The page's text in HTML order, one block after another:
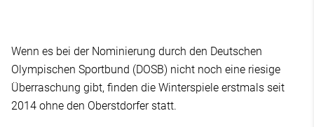
Wenn es bei der Nominierung durch den Deutschen
Olympischen Sportbund (DOSB) nicht noch eine riesige
Überraschung gibt, finden die Winterspiele erstmals seit
2014 ohne den Oberstdorfer statt.